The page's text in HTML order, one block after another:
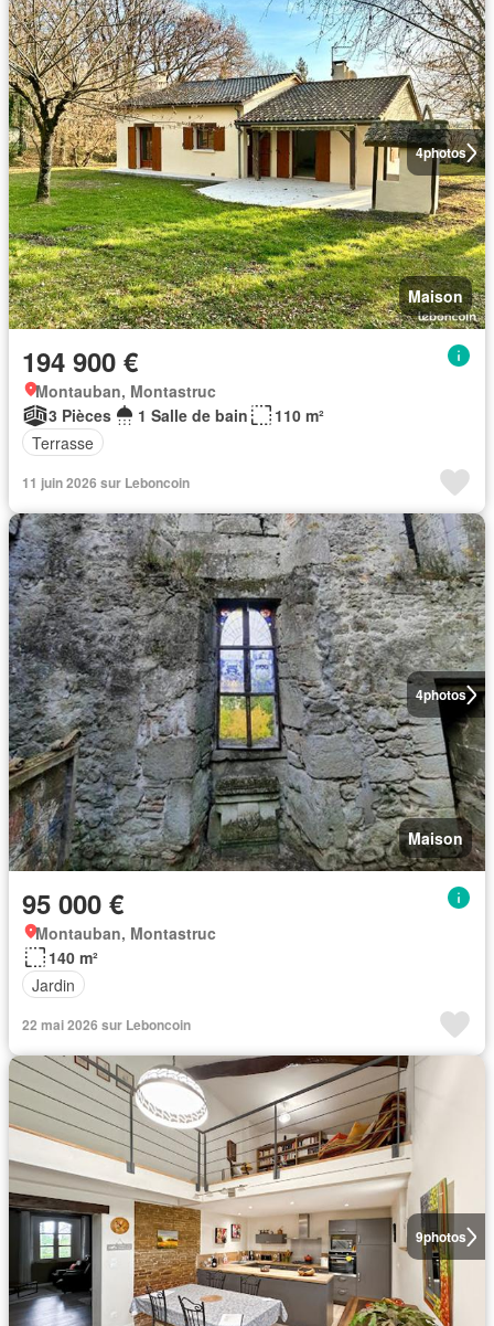
4photos
Maison
194 900 €
Montauban, Montastruc
3 Pièces
1 Salle de bain
110 m²
Terrasse
11 juin 2026 sur Leboncoin
4photos
Maison
95 000 €
Montauban, Montastruc
140 m²
Jardin
22 mai 2026 sur Leboncoin
9photos